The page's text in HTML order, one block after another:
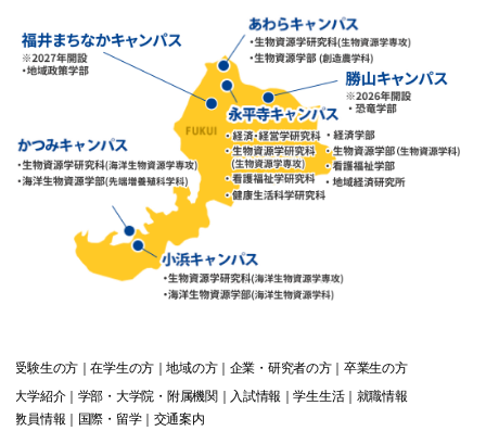
受験生の方 在学生の方 地域の方 企業・研究者の方 卒業生の方
大学紹介
学部・大学院・附属機関 入試情報 学生生活
就職情報
教員情報
国際・留学 交通案内